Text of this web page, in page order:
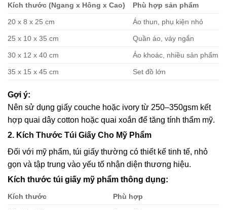
Kích thước (Ngang x Hông x Cao) Phù hợp sản phẩm
20 x 8 x 25 cm Áo thun, phụ kiện nhỏ
25 x 10 x 35 cm Quần áo, váy ngắn
30 x 12 x 40 cm Áo khoác, nhiều sản phẩm
35 x 15 x 45 cm Set đồ lớn
Gợi ý:
Nên sử dụng giấy couche hoặc ivory từ 250–350gsm kết
hợp quai dây cotton hoặc quai xoắn để tăng tính thẩm mỹ.
2. Kích Thước Túi Giấy Cho Mỹ Phẩm
Đối với mỹ phẩm, túi giấy thường có thiết kế tinh tế, nhỏ
gọn và tập trung vào yếu tố nhận diện thương hiệu.
Kích thước túi giấy mỹ phẩm thông dụng:
Kích thước Phù hợp